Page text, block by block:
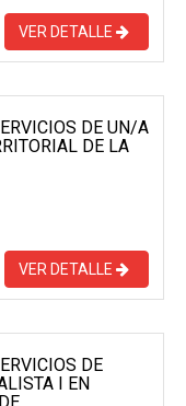
VER DETALLE
DE UN/A
DE LA
VER DETALLE
DE
I EN